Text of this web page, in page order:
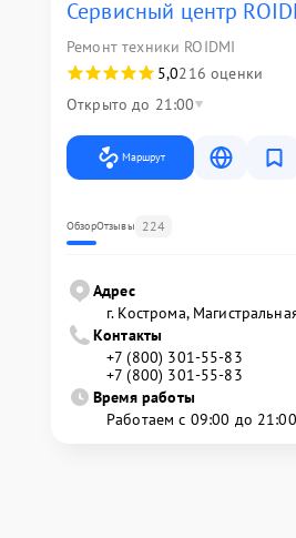
Сервисный центр
Ремонт техники ROIDMI
5,0216 оценки
Открыто до 21:00
Маршрут
ОбзорОтзывы 224
Адрес
г. Кострома,
Контакты
+7 (800) 301-55-83
+7 (800) 301-55-83
Время работы
Работаем с 09:00 до 21:00